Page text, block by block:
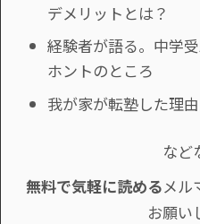
デメリットとは？
経験者が語る。中学
ホントのところ
我が家が転塾した理由
など
無料で気軽に読めるメル
お願い